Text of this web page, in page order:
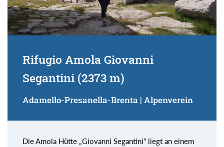
Rifugio Amola Giovanni
Segantini (2373 m)
Adamello-Presanella-Brenta | Alpenverein
Die Amola Hütte „Giovanni Segantini“ liegt an einem